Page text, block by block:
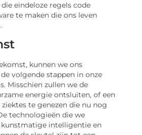
eindeloze regels code
te maken die ons leven
kunnen we ons
volgende stappen in onze
Misschien zullen we de
energie ontsluiten, of een
te genezen die nu nog
technologieën die we
kunstmatige intelligentie en